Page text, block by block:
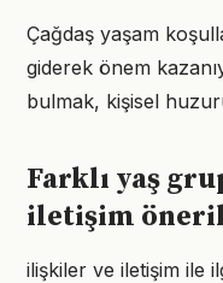
Çağdaş yaşam
giderek önem
bulmak, kişisel
Farklı yaş
iletişim
ilişkiler ve iletişim ile